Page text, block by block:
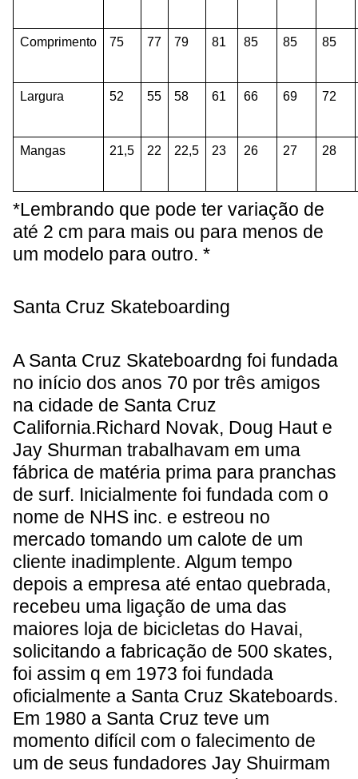
Comprimento 75 77 79 81 85 85 85
Largura 52 55 58 61 66 69 72
Mangas 21,5 22 22,5 23 26 27 28
*Lembrando que pode ter variação de
até 2 cm para mais ou para menos de
um modelo para outro. *
Santa Cruz Skateboarding
A Santa Cruz Skateboardng foi fundada
no início dos anos 70 por três amigos
na cidade de Santa Cruz
California.Richard Novak, Doug Haut e
Jay Shurman trabalhavam em uma
fábrica de matéria prima para pranchas
de surf. Inicialmente foi fundada com o
nome de NHS inc. e estreou no
mercado tomando um calote de um
cliente inadimplente. Algum tempo
depois a empresa até entao quebrada,
recebeu uma ligação de uma das
maiores loja de bicicletas do Havai,
solicitando a fabricação de 500 skates,
foi assim q em 1973 foi fundada
oficialmente a Santa Cruz Skateboards.
Em 1980 a Santa Cruz teve um
momento difícil com o falecimento de
um de seus fundadores Jay Shuirmam